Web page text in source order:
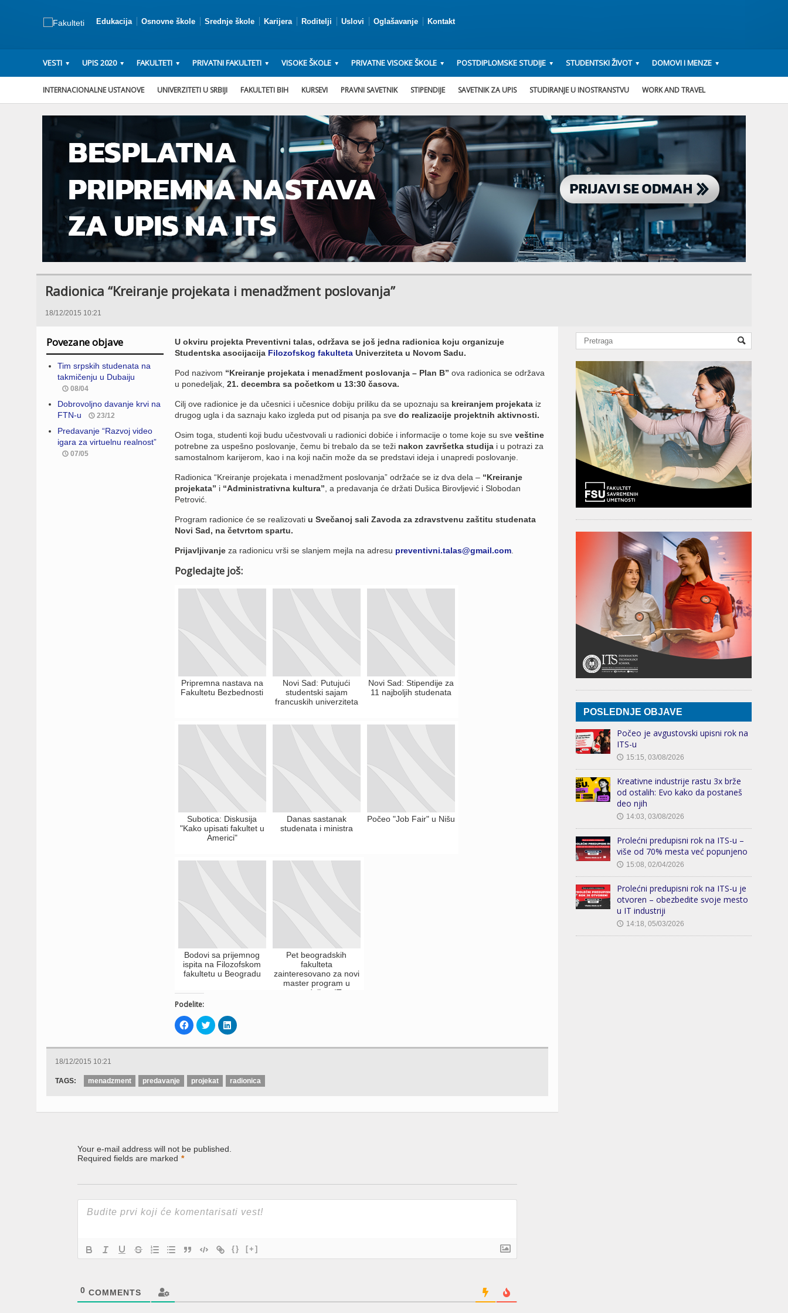
Edukacija Osnovne škole Srednje škole Karijera Roditelji Uslovi Oglašavanje Kontakt
VESTI UPIS 2020 FAKULTETI PRIVATNI FAKULTETI VISOKE ŠKOLE PRIVATNE VISOKE ŠKOLE POSTDIPLOMSKE STUDIJE STUDENTSKI ŽIVOT DOMOVI I MENZE
INTERNACIONALNE USTANOVE UNIVERZITETI U SRBIJI FAKULTETI BIH KURSEVI PRAVNI SAVETNIK STIPENDIJE SAVETNIK ZA UPIS STUDIRANJE U INOSTRANSTVU WORK AND TRAVEL
Radionica “Kreiranje projekata i menadžment poslovanja”
18/12/2015 10:21
Povezane objave
Tim srpskih studenata na
takmičenju u Dubaiju
08/04
Dobrovoljno davanje krvi na
FTN-u
23/12
Predavanje “Razvoj video
igara za virtuelnu realnost”
07/05
U okviru projekta Preventivni talas, održava se još jedna radionica koju organizuje
Studentska asocijacija Filozofskog fakultetaUniverziteta u Novom Sadu.
Pod nazivom “Kreiranje projekata i menadžment poslovanja – Plan B” ova radionica se održava
u ponedeljak, 21. decembra sa početkom u 13:30 časova.
Cilj ove radionice je da učesnici i učesnice dobiju priliku da se upoznaju sa kreiranjem projekataiz
drugog ugla i da saznaju kako izgleda put od pisanja pa sve do realizacije projektnih aktivnosti.
Osim toga, studenti koji budu učestvovali u radionici dobiće i informacije o tome koje su sve veštine
potrebne za uspešno poslovanje, čemu bi trebalo da se teži nakon završetka studijai u potrazi za
samostalnom karijerom, kao i na koji način može da se predstavi ideja i unapredi poslovanje.
Radionica “Kreiranje projekata i menadžment poslovanja” održaće se iz dva dela – “Kreiranje
projekata” i “Administrativna kultura” , a predavanja će držati Dušica Birovljević i Slobodan
Petrović.
Program radionice će se realizovati u Svečanoj sali Zavoda za zdravstvenu zaštitu studenata
Novi Sad, na četvrtom spartu.
Prijavljivanjeza radionicu vrši se slanjem mejla na adresu preventivni.talas@gmail.com.
Pogledajte još:
Pripremna nastava na
Fakultetu Bezbednosti
Novi Sad: Putujući
studentski sajam
francuskih univerziteta
Novi Sad: Stipendije za
11 najboljih studenata
Subotica: Diskusija
"Kako upisati fakultet u
Americi"
Danas sastanak
studenata i ministra
Počeo "Job Fair" u Nišu
Bodovi sa prijemnog
ispita na Filozofskom
fakultetu u Beogradu
Pet beogradskih
fakulteta
zainteresovano za novi
master program u
saradnji sa IT
Podelite:
Click
to
share
Facebook
window)
Click
to
share
Twitter
window)
Click
to
LinkedIn
window)
18/12/2015 10:21
TAGS: menadzment predavanje projekat radionica
Your e-mail address will not be published.
Required fields are marked *
{} [+]
0 COMMENTS
POSLEDNJE OBJAVE
Počeo je avgustovski upisni rok na
ITS-u
🕔 15:15, 03/08/2026
Kreativne industrije rastu 3x brže
od ostalih: Evo kako da postaneš
deo njih
🕔 14:03, 03/08/2026
Prolećni predupisni rok na ITS-u –
više od 70% mesta već popunjeno
🕔 15:08, 02/04/2026
Prolećni predupisni rok na ITS-u je
otvoren – obezbedite svoje mesto
u IT industriji
🕔 14:18, 05/03/2026